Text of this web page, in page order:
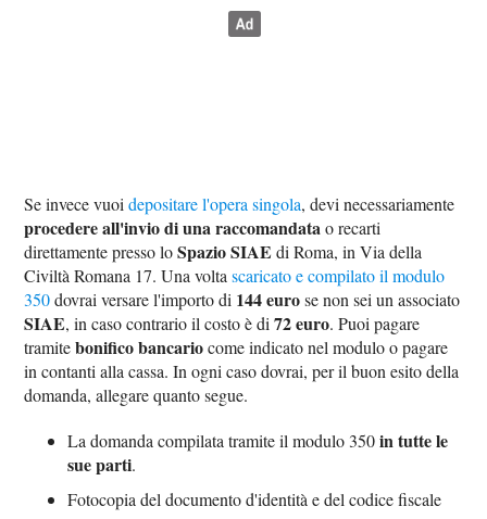
Se invece vuoidepositare l'opera singola, devi necessariamente
procedere all'invio di una raccomandatao recarti
direttamente presso loSpazio SIAE di Roma, in Via della
Civiltà Romana 17. Una voltascaricato e compilato il modulo
350dovrai versare l'importo di 144 eurose non sei un associato
SIAE, in caso contrario il costo è di72 euro. Puoi pagare
tramitebonifico bancariocome indicato nel modulo o pagare
in contanti alla cassa. In ogni caso dovrai, per il buon esito della
domanda, allegare quanto segue.
La domanda compilata tramite il modulo 350in tutte le
sue parti.
Fotocopia del documento d'identità e del codice fiscale